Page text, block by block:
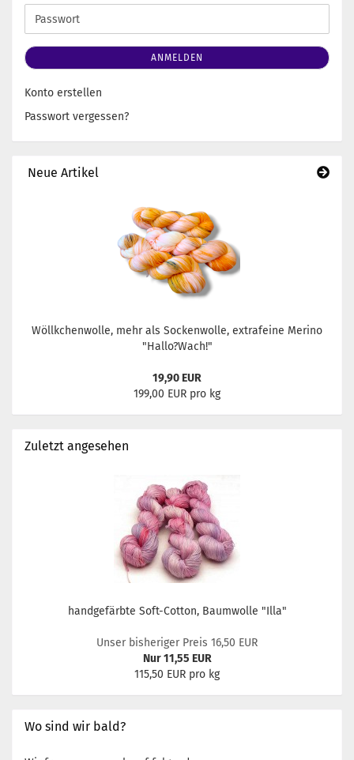
Adresse
Passwort
ANMELDEN
Konto erstellen
Passwort vergessen?
Neue Artikel
Wöllkchenwolle, mehr als Sockenwolle, extrafeine Merino
"Hallo?Wach!"
19,90 EUR
199,00 EUR pro kg
Zuletzt angesehen
handgefärbte Soft-Cotton, Baumwolle "Illa"
Unser bisheriger Preis 16,50 EUR
Nur 11,55 EUR
115,50 EUR pro kg
Wo sind wir bald?